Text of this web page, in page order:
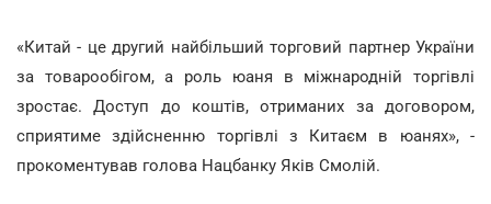
«Китай - це другий найбільший торговий партнер України
за товарообігом, а роль юаня в міжнародній торгівлі
зростає. Доступ до коштів, отриманих за договором,
сприятиме здійсненню торгівлі з Китаєм в юанях», -
прокоментував голова Нацбанку Яків Смолій.